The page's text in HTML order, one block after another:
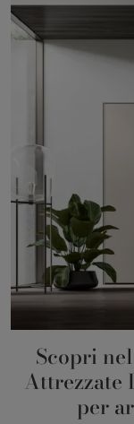
Scopri
Attrezzate
per